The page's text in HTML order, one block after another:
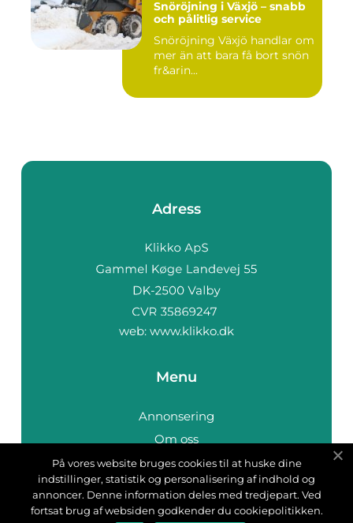
Snöröjning i Växjö – snabb
och pålitlig service
Snöröjning Växjö handlar om
mer än att bara få bort snön
fr&arin...
Adress
web: www.klikko.dk
Menu
Annonsering
Om oss
Cookies
Kontakta oss
Sitemap
På vores website bruges cookies til at huske dine
indstillinger, statistik og personalisering af indhold og
annoncer. Denne information deles med tredjepart. Ved
fortsat brug af websiden godkender du cookiepolitikken.